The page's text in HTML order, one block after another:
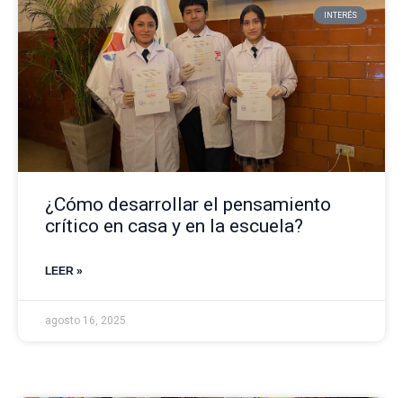
INTERÉS
¿Cómo desarrollar el pensamiento
crítico en casa y en la escuela?
LEER »
agosto 16, 2025